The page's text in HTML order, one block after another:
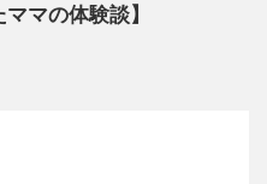
マの体験談】